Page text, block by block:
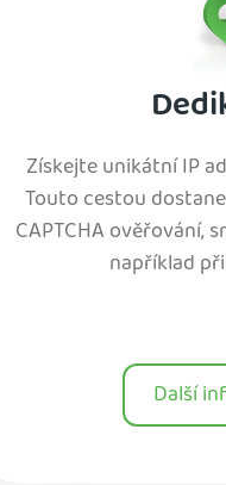
Získejte unikátní IP
Touto cestou
CAPTCHA ověřování,
například
Další